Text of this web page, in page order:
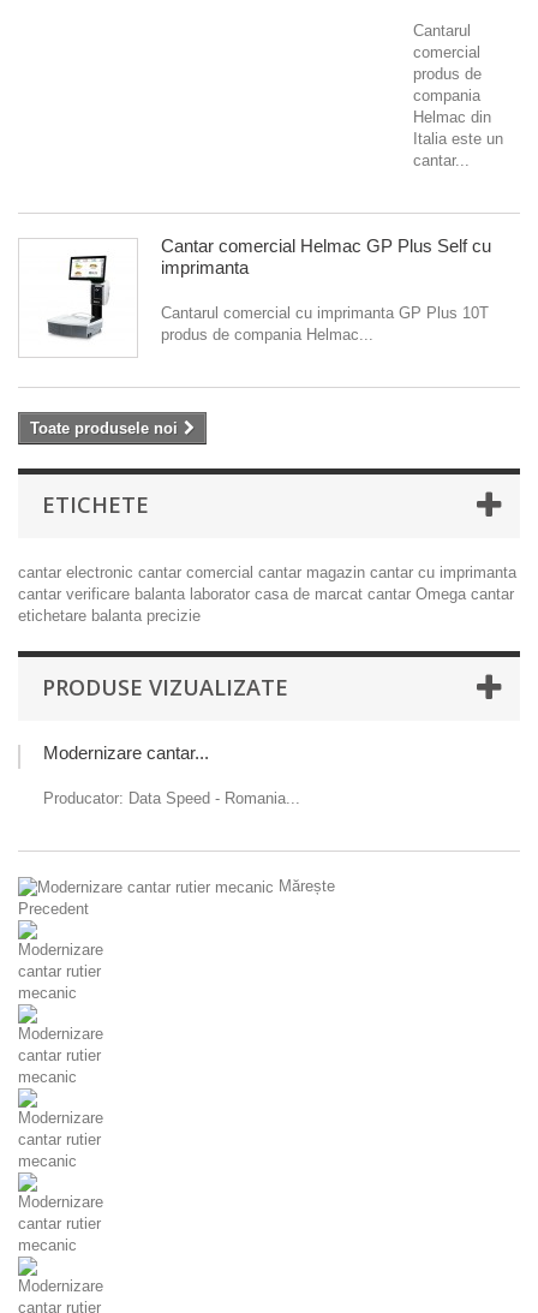
Cantarul
comercial
produs de
compania
Helmac din
Italia este un
cantar...
Cantar comercial Helmac GP Plus Self cu
imprimanta
Cantarul comercial cu imprimanta GP Plus 10T
produs de compania Helmac...
Toate produsele noi
ETICHETE
cantar electronic cantar comercial cantar magazin cantar cu imprimanta
cantar verificare balanta laborator casa de marcat cantar Omega cantar
etichetare balanta precizie
PRODUSE VIZUALIZATE
Modernizare cantar...
Producator: Data Speed - Romania...
Mărește
Precedent